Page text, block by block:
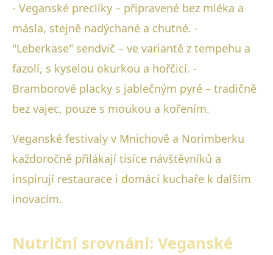
- Veganské preclíky – připravené bez mléka a
másla, stejně nadýchané a chutné. -
"Leberkäse" sendvič – ve variantě z tempehu a
fazolí, s kyselou okurkou a hořčicí. -
Bramborové placky s jablečným pyré – tradičně
bez vajec, pouze s moukou a kořením.
Veganské festivaly v Mnichově a Norimberku
každoročně přilákají tisíce návštěvníků a
inspirují restaurace i domácí kuchaře k dalším
inovacím.
Nutriční srovnání: Veganské